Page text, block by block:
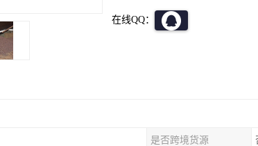
在线QQ：
是否跨境货源